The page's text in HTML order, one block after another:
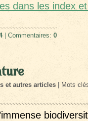
dans les index
| Commentaires:0
et autres articles | Mots